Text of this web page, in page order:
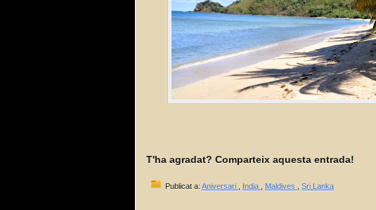
T'ha agradat? Comparteix aquesta entrada!
Publicat a: Aniversari India Maldives Sri Lanka